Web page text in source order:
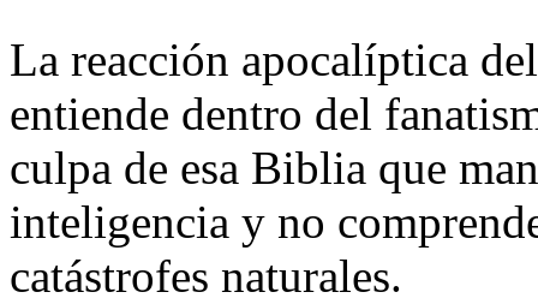
La reacción apocalíptica
entiende dentro del
culpa de esa Biblia que
inteligencia y no
catástrofes naturales.